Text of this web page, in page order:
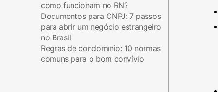
como funcionam no RN?
Documentos para CNPJ: 7 passos
para abrir um negócio estrangeiro
no Brasil
Regras de condomínio: 10 normas
comuns para o bom convívio